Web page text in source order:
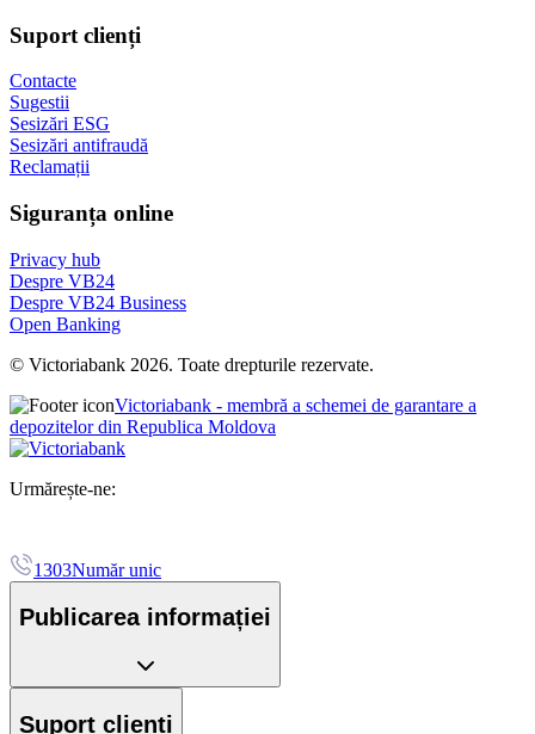
Suport clienți
Contacte
Sugestii
Sesizări ESG
Sesizări antifraudă
Reclamații
Siguranța online
Privacy hub
Despre VB24
Despre VB24 Business
Open Banking
© Victoriabank 2026. Toate drepturile rezervate.
Victoriabank - membră a schemei de garantare a
depozitelor din Republica Moldova
Urmărește-ne:
1303Număr unic
Publicarea informației
Suport clienți